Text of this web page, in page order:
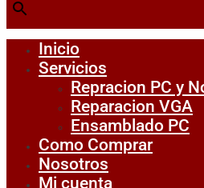
Inicio
Servicios
Repracion PC y
Reparacion VGA
Ensamblado PC
Como Comprar
Nosotros
Mi cuenta